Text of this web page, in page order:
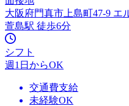
大阪府門真市上島町47-9 エ
萱島駅 徒歩6分
シフト
週1日からOK
交通費支給
未経験OK